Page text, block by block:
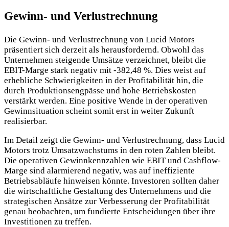
Gewinn- und Verlustrechnung
Die Gewinn- und Verlustrechnung von Lucid Motors
präsentiert sich derzeit als herausfordernd. Obwohl das
Unternehmen steigende Umsätze verzeichnet, bleibt die
EBIT-Marge stark negativ mit -382,48 %. Dies weist auf
erhebliche Schwierigkeiten in der Profitabilität hin, die
durch Produktionsengpässe und hohe Betriebskosten
verstärkt werden. Eine positive Wende in der operativen
Gewinnsituation scheint somit erst in weiter Zukunft
realisierbar.
Im Detail zeigt die Gewinn- und Verlustrechnung, dass Lucid
Motors trotz Umsatzwachstums in den roten Zahlen bleibt.
Die operativen Gewinnkennzahlen wie EBIT und Cashflow-
Marge sind alarmierend negativ, was auf ineffiziente
Betriebsabläufe hinweisen könnte. Investoren sollten daher
die wirtschaftliche Gestaltung des Unternehmens und die
strategischen Ansätze zur Verbesserung der Profitabilität
genau beobachten, um fundierte Entscheidungen über ihre
Investitionen zu treffen.